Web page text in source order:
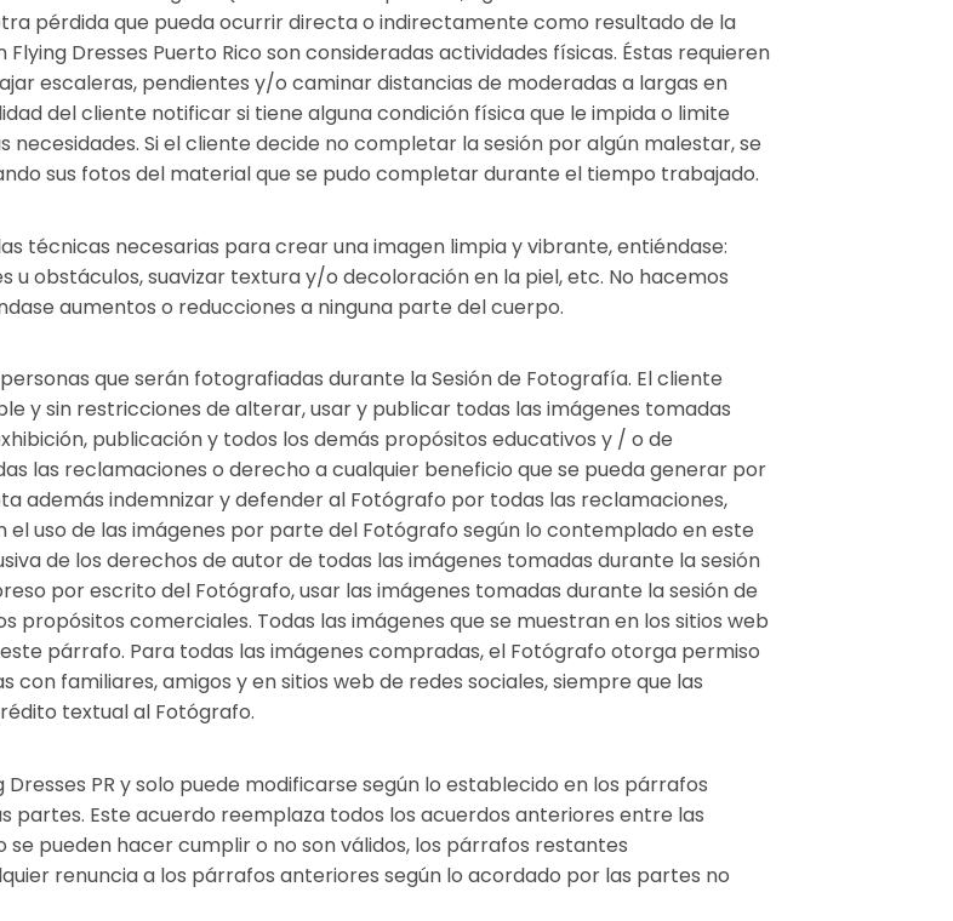
pérdida que pueda ocurrir directa o indirectamente como resultado de la
Dresses Puerto Rico son consideradas actividades físicas. Éstas requieren
escaleras, pendientes y/o caminar distancias de moderadas a largas en
del cliente notificar si tiene alguna condición física que le impida o limite
necesidades. Si el cliente decide no completar la sesión por algún malestar, se
sus fotos del material que se pudo completar durante el tiempo trabajado.
necesarias para crear una imagen limpia y vibrante, entiéndase:
obstáculos, suavizar textura y/o decoloración en la piel, etc. No hacemos
aumentos o reducciones a ninguna parte del cuerpo.
que serán fotografiadas durante la Sesión de Fotografía. El cliente
y sin restricciones de alterar, usar y publicar todas las imágenes tomadas
publicación y todos los demás propósitos educativos y / o de
las reclamaciones o derecho a cualquier beneficio que se pueda generar por
además indemnizar y defender al Fotógrafo por todas las reclamaciones,
uso de las imágenes por parte del Fotógrafo según lo contemplado en este
de los derechos de autor de todas las imágenes tomadas durante la sesión
por escrito del Fotógrafo, usar las imágenes tomadas durante la sesión de
comerciales. Todas las imágenes que se muestran en los sitios web
párrafo. Para todas las imágenes compradas, el Fotógrafo otorga permiso
familiares, amigos y en sitios web de redes sociales, siempre que las
textual al Fotógrafo.
PR y solo puede modificarse según lo establecido en los párrafos
partes. Este acuerdo reemplaza todos los acuerdos anteriores entre las
pueden hacer cumplir o no son válidos, los párrafos restantes
renuncia a los párrafos anteriores según lo acordado por las partes no